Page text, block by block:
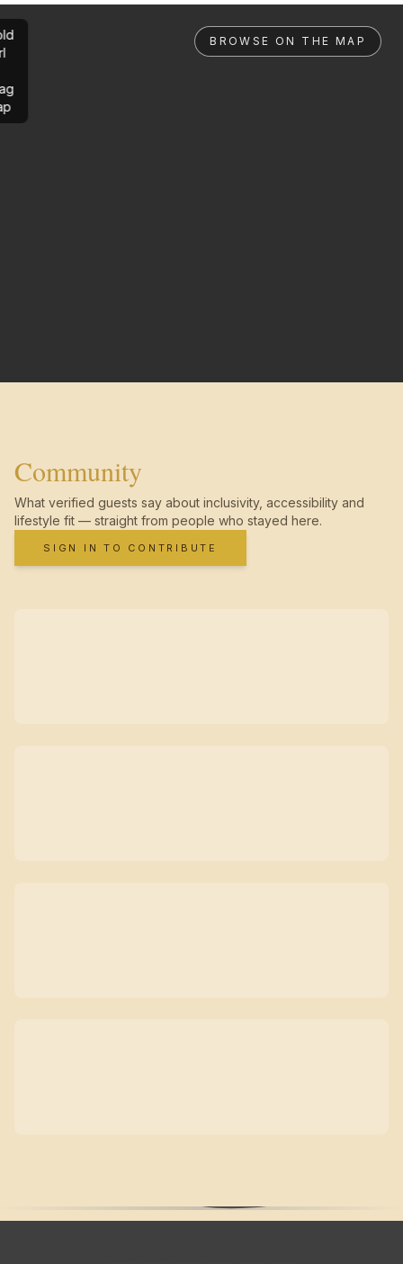
BROWSE ON THE MAP
Community
What verified guests say about inclusivity, accessibility and
lifestyle fit — straight from people who stayed here.
SIGN IN TO CONTRIBUTE